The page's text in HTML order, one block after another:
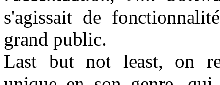
s'agissait de
grand public.
Last but not least, on